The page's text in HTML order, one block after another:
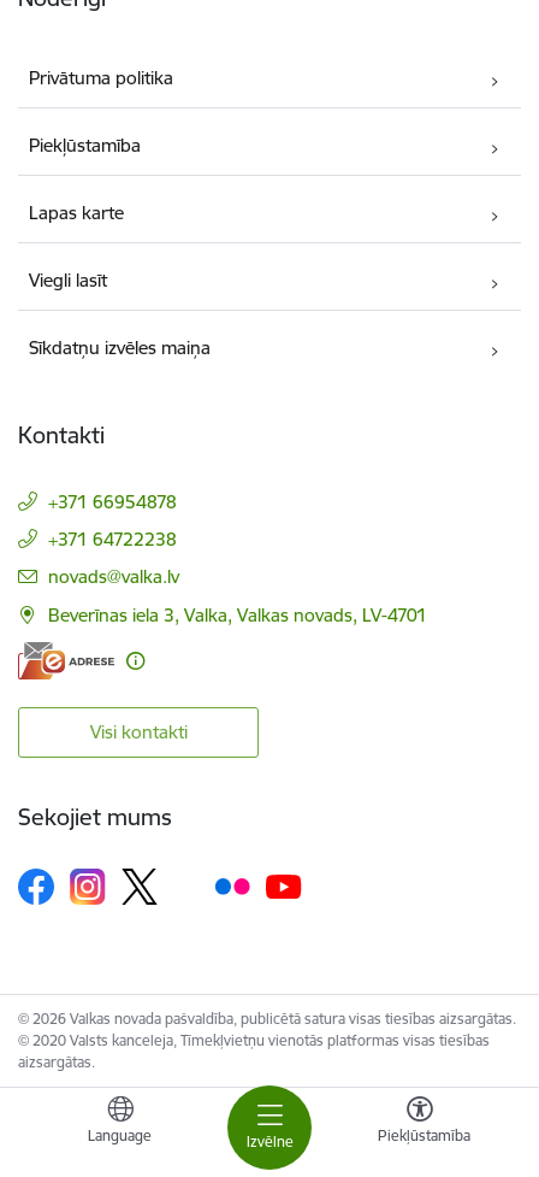
Izvēlne
Language Piekļūstamība
Privātuma politika
Piekļūstamība
Lapas karte
Viegli lasīt
Sīkdatņu izvēles maiņa
Kontakti
+371 66954878
+371 64722238
E-pasts:
novads@valka.lv
Beverīnas iela 3, Valka, Valkas novads, LV-4701
Visi kontakti
Sekojiet mums
© 2026 Valkas novada pašvaldība, publicētā satura visas tiesības aizsargātas.
© 2020 Valsts kanceleja, Tīmekļvietņu vienotās platformas visas tiesības
aizsargātas.